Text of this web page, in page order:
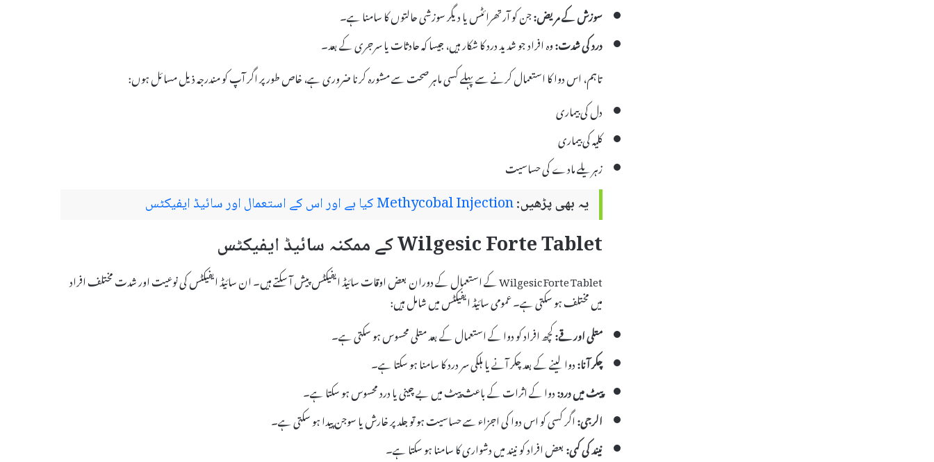
سوزش کے مریض:جن کو آرتھرائٹس یا دیگر سوزشی حالتوں کا سامنا ہے۔
درد کی شدت:وہ افراد جو شدید درد کا شکار ہیں، جیسا کہ حادثات یا سرجری کے بعد۔
تاہم، اس دوا کا استعمال کرنے سے پہلے کسی ماہر صحت سے مشورہ کرنا ضروری ہے، خاص طور پر اگر آپ کو مندرجہ ذیل مسائل ہوں:
دل کی بیماری
کلیہ کی بیماری
زہریلے مادے کی حساسیت
یہ بھی پڑھیں:Methycobal Injection کیا ہے اور اس کے استعمال اور سائیڈ ایفیکٹس
Wilgesic Forte Tablet کے ممکنہ سائیڈ ایفیکٹس
Wilgesic Forte Tablet کے استعمال کے دوران بعض اوقات سائیڈ ایفیکٹس پیش آ سکتے ہیں۔ ان سائیڈ ایفیکٹس کی نوعیت اور شدت مختلف افراد
میں مختلف ہو سکتی ہے۔ عمومی سائیڈ ایفیکٹس میں شامل ہیں:
متلی اور قے:کچھ افراد کو دوا کے استعمال کے بعد متلی محسوس ہو سکتی ہے۔
چکر آنا:دوا لینے کے بعد چکر آنے یا ہلکی سر درد کا سامنا ہو سکتا ہے۔
پیٹ میں درد:دوا کے اثرات کے باعث پیٹ میں بے چینی یا درد محسوس ہو سکتا ہے۔
الرجی:اگر کسی کو اس دوا کی اجزاء سے حساسیت ہو تو جلد پر خارش یا سوجن پیدا ہو سکتی ہے۔
نیند کی کمی:بعض افراد کو نیند میں دشواری کا سامنا ہو سکتا ہے۔